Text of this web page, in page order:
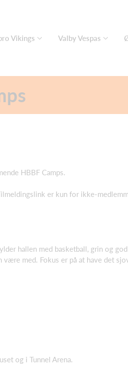
Vikings Valby Vespas
HBBF Camps.
er kun for ikke-
hallen med basketball, grin og
være med. Fokus er på at have det
og i Tunnel Arena.